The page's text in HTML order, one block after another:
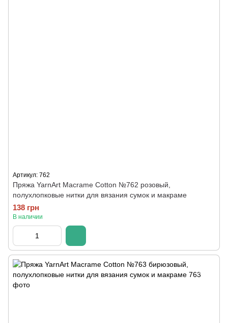
Артикул: 762
Пряжа YarnArt Macrame Cotton №762 розовый,
полухлопковые нитки для вязания сумок и макраме
138 грн
В наличии